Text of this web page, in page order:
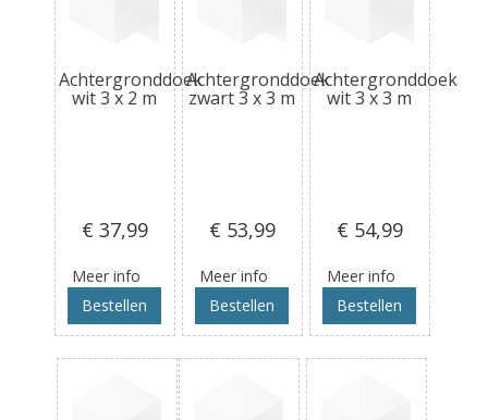
Achtergronddoek
wit 3 x 2 m
€ 37,99
Meer info
Bestellen
Achtergronddoek
zwart 3 x 3 m
€ 53,99
Meer info
Bestellen
Achtergronddoek
wit 3 x 3 m
€ 54,99
Meer info
Bestellen